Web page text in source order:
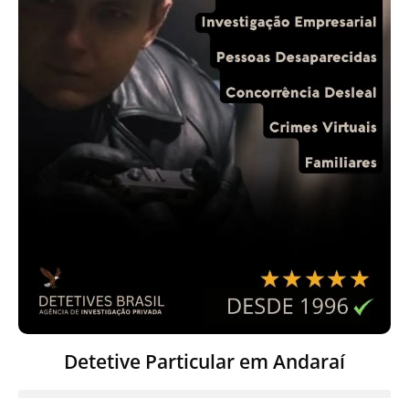
Detetive Particular em Andaraí